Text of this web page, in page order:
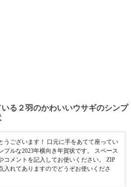
る２羽のかわいいウサギのシンプ
うございます！ 口元に手をあてて座ってい
プルな2023年横向き年賀状です。 スペース
コメントを記入してお使いください。 ZIP
入れてありますのでどうぞお使いくださ